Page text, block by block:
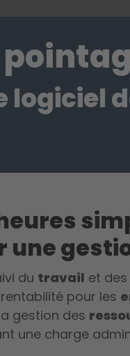
logiciel
une
du travail et
pour les
gestion des
une charge